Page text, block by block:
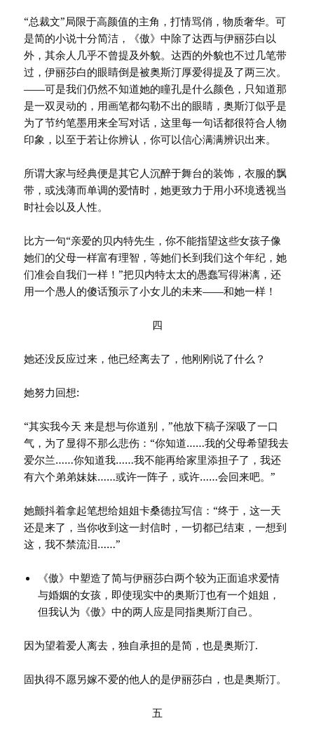
“总裁文”局限于高颜值的主角，打情骂俏，物质奢华。可
是简的小说十分简洁，《傲》中除了达西与伊丽莎白以
外，其余人几乎不曾提及外貌。达西的外貌也不过几笔带
过，伊丽莎白的眼睛倒是被奥斯汀厚爱得提及了两三次。
——可是我们仍然不知道她的瞳孔是什么颜色，只知道那
是一双灵动的，用画笔都勾勒不出的眼睛，奥斯汀似乎是
为了节约笔墨用来全写对话，这里每一句话都很符合人物
印象，以至于若让你辨认，你可以信心满满辨识出来。
所谓大家与经典便是其它人沉醉于舞台的装饰，衣服的飘
带，或浅薄而单调的爱情时，她更致力于用小环境透视当
时社会以及人性。
比方一句“亲爱的贝内特先生，你不能指望这些女孩子像
她们的父母一样富有理智，等她们长到我们这个年纪，她
们准会自我们一样！”把贝内特太太的愚蠢写得淋漓，还
用一个愚人的傻话预示了小女儿的未来——和她一样！
四
她还没反应过来，他已经离去了，他刚刚说了什么？
她努力回想:
“其实我今天 来是想与你道别，”他放下稿子深吸了一口
气，为了显得不那么悲伤：“你知道……我的父母希望我去
爱尔兰……你知道我……我不能再给家里添担子了，我还
有六个弟弟妹妹……或许一阵子，或许……会回来吧。”
她颤抖着拿起笔想给姐姐卡桑德拉写信：“终于，这一天
还是来了，当你收到这一封信时，一切都已结束，一想到
这，我不禁流泪……”
《傲》中塑造了简与伊丽莎白两个较为正面追求爱情
与婚姻的女孩，即使现实中的奥斯汀也有一个姐姐，
但我认为《傲》中的两人应是同指奥斯汀自己。
因为望着爱人离去，独自承担的是简，也是奥斯汀.
固执得不愿另嫁不爱的他人的是伊丽莎白，也是奥斯汀。
五